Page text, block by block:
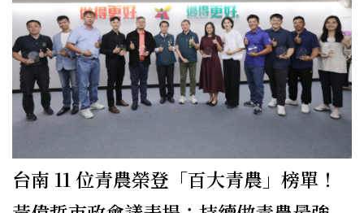
台南 11 位青農榮登「百大青農」榜單！